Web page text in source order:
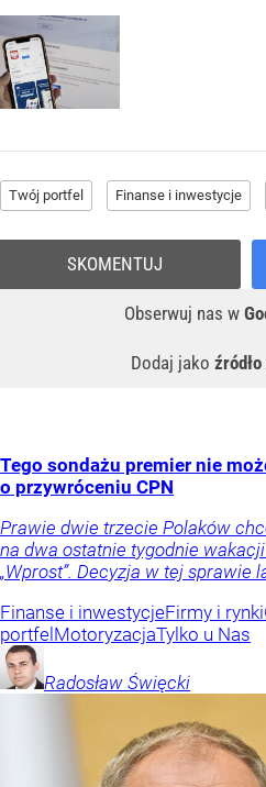
Twój portfel Finanse i inwestycje
Obserwuj nas w
Dodaj jako
SKOMENTUJ
Tego sondażu premier nie
o przywróceniu CPN
Prawie dwie trzecie Polaków
na dwa ostatnie tygodnie
„Wprost”. Decyzja w tej sprawie
Finanse i inwestycjeFirmy i rynki
portfelMotoryzacjaTylko u Nas
Radosław Święcki